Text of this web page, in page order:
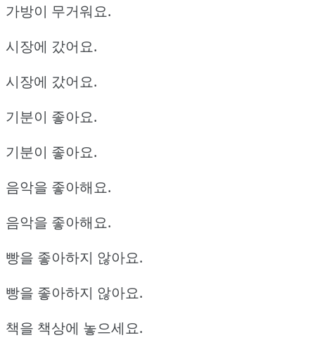
가방이 무거워요.
시장에 갔어요.
시장에 갔어요.
기분이 좋아요.
기분이 좋아요.
음악을 좋아해요.
음악을 좋아해요.
빵을 좋아하지 않아요.
빵을 좋아하지 않아요.
책을 책상에 놓으세요.